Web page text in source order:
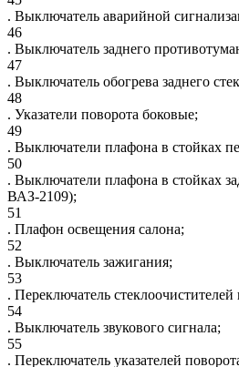
. Выключатель аварийной
46
. Выключатель заднего
47
. Выключатель обогрева заднего
48
. Указатели поворота боковые;
49
. Выключатели плафона в стойках
50
. Выключатели плафона в стойках
ВАЗ-2109);
51
. Плафон освещения салона;
52
. Выключатель зажигания;
53
. Переключатель
54
. Выключатель звукового сигнала;
55
. Переключатель указателей